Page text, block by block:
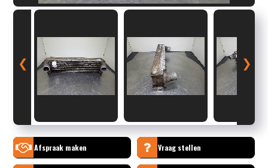
❮ ❯
Afspraak maken Vraag stellen